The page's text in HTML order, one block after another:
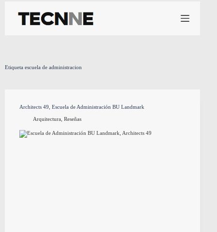
contenido
Etiqueta escuela de administracion
Architects 49, Escuela de Administración BU Landmark
Arquitectura, Reseñas